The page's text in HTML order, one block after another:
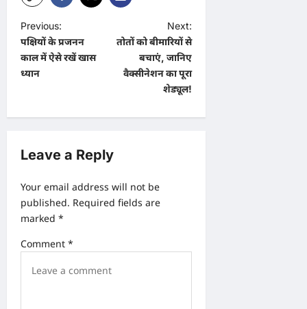
P
o
s
v
g
a
t
Previous:
पक्षियों के प्रजनन
काल में ऐसे रखें खास
ध्यान
Next:
तोतों को बीमारियों से
बचाएं, जानिए
वैक्सीनेशन का पूरा
शेड्यूल!
Leave a Reply
Your email address will not be
published. Required fields are
marked *
Comment *